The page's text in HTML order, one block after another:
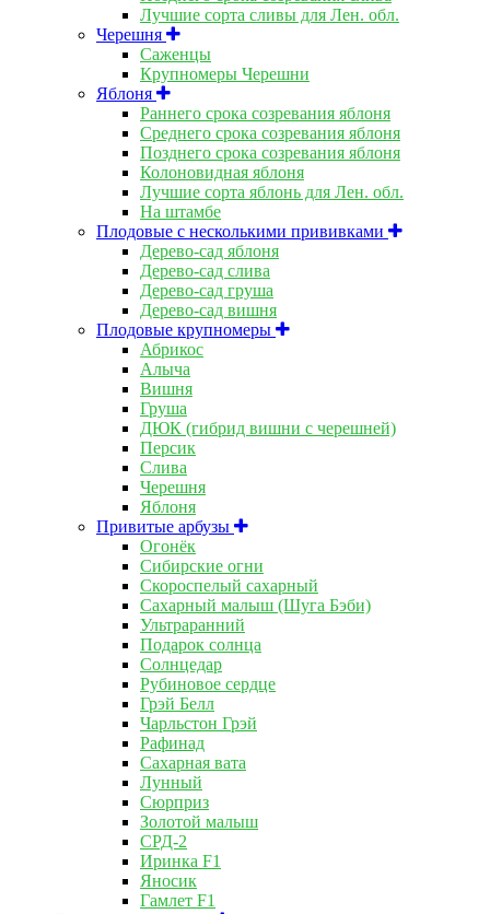
Лучшие сорта сливы для Лен. обл.
Черешня
Саженцы
Крупномеры Черешни
Яблоня
Раннего срока созревания яблоня
Среднего срока созревания яблоня
Позднего срока созревания яблоня
Колоновидная яблоня
Лучшие сорта яблонь для Лен. обл.
На штамбе
Плодовые с несколькими прививками
Дерево-сад яблоня
Дерево-сад слива
Дерево-сад груша
Дерево-сад вишня
Плодовые крупномеры
Абрикос
Алыча
Вишня
Груша
ДЮК (гибрид вишни с черешней)
Персик
Слива
Черешня
Яблоня
Привитые арбузы
Огонёк
Сибирские огни
Скороспелый сахарный
Сахарный малыш (Шуга Бэби)
Ультраранний
Подарок солнца
Солнцедар
Рубиновое сердце
Грэй Белл
Чарльстон Грэй
Рафинад
Сахарная вата
Лунный
Сюрприз
Золотой малыш
СРД-2
Иринка F1
Яносик
Гамлет F1